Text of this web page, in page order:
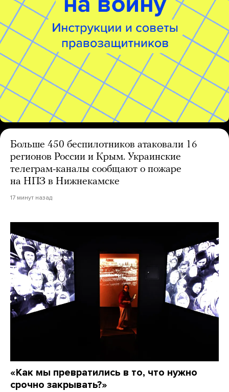
Больше 450 беспилотников атаковали 16
регионов России и Крым. Украинские
телеграм-каналы сообщают о пожаре
на НПЗ в Нижнекамске
17 минут назад
«Как мы превратились в то, что нужно
срочно закрывать?»